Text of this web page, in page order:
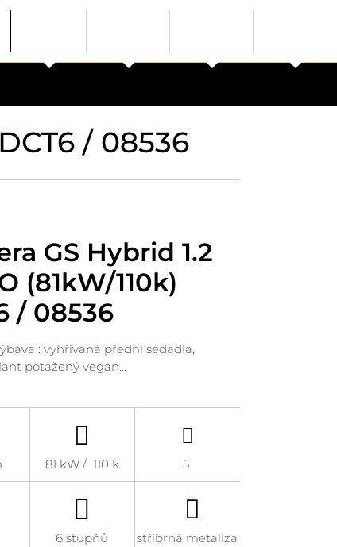
/ 08536
GS Hybrid 1.2
(81kW/110k)
/ 08536
: vyhřívaná přední sedadla,
potažený vegan…
81 kW / 110 k 5
6 stupňů stříbrná metalíza